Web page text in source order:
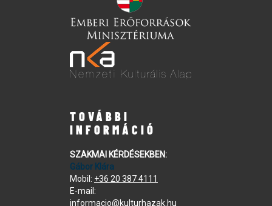
TOVÁBBI
INFORMÁCIÓ
SZAKMAI KÉRDÉSEKBEN:
Gábor Klára
Mobil: +36 20 387 4111
E-mail:
informacio@kulturhazak.hu